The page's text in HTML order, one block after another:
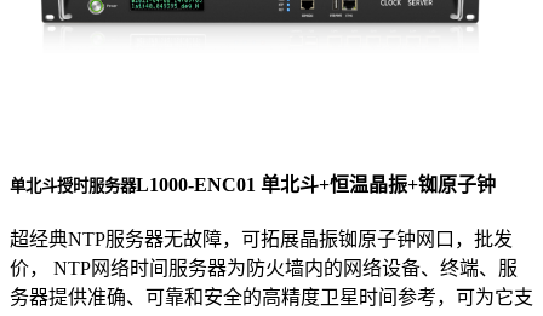
单北斗授时服务器L1000-ENC01 单北斗+恒温晶振+铷原子钟
超经典NTP服务器无故障，可拓展晶振铷原子钟网口，批发
价， NTP网络时间服务器为防火墙内的网络设备、终端、服
务器提供准确、可靠和安全的高精度卫星时间参考，可为它支